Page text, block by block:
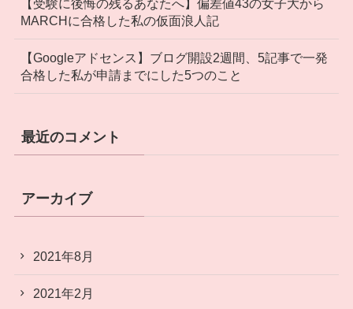
MARCHに合格した私の仮面浪人記
【Googleアドセンス】ブログ開設2週間、5記事で一発
合格した私が申請までにした5つのこと
最近のコメント
アーカイブ
2021年8月
2021年2月